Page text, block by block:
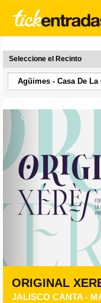
Seleccione el Recinto
‹
ORIGINAL
JALISCO CANTA -